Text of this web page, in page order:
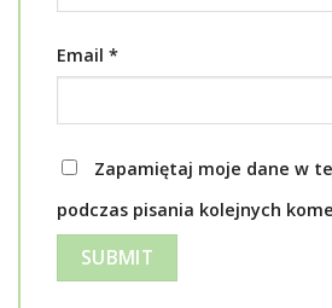
Email *
Zapamiętaj moje dane w
podczas pisania kolejnych